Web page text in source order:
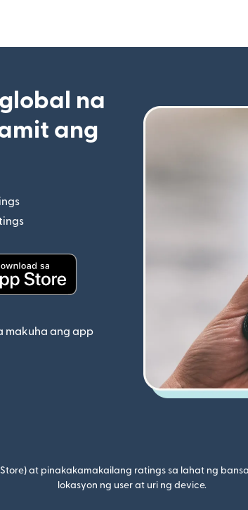
na
ang
(bubukas sa bagong window)
(bubukas sa bagong window)
makuha ang app
at pinakakamakailang ratings sa lahat ng
lokasyon ng user at uri ng device.